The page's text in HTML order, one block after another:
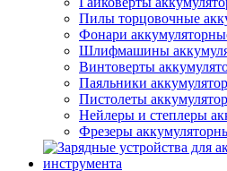
Пилы торцовочные
Фонари
Шлифмашины
Винтоверты
Паяльники
Пистолеты
Нейлеры и степлеры
Фрезеры